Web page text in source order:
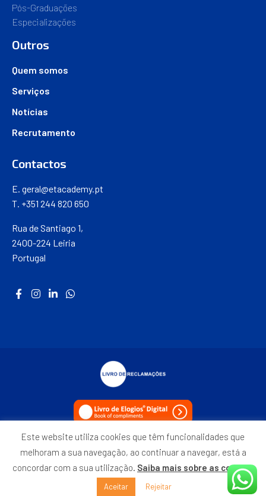
Pós-Graduações
Especializações
Outros
Quem somos
Serviços
Notícias
Recrutamento
Contactos
E. geral@etacademy.pt
T. +351 244 820 650
Rua de Santiago 1,
2400-224 Leiria
Portugal
©2021 ETACADEMY – Todos os direitos reservados.
Este website utiliza cookies que têm funcionalidades que
melhoram a sua navegação, ao continuar a navegar, está a
concordar com a sua utilização. Saiba mais sobre as cookies
Aceitar Rejeitar